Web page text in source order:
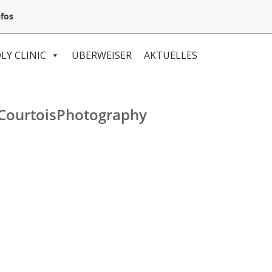
CLINIC ÜBERWEISER
AKTUELLES